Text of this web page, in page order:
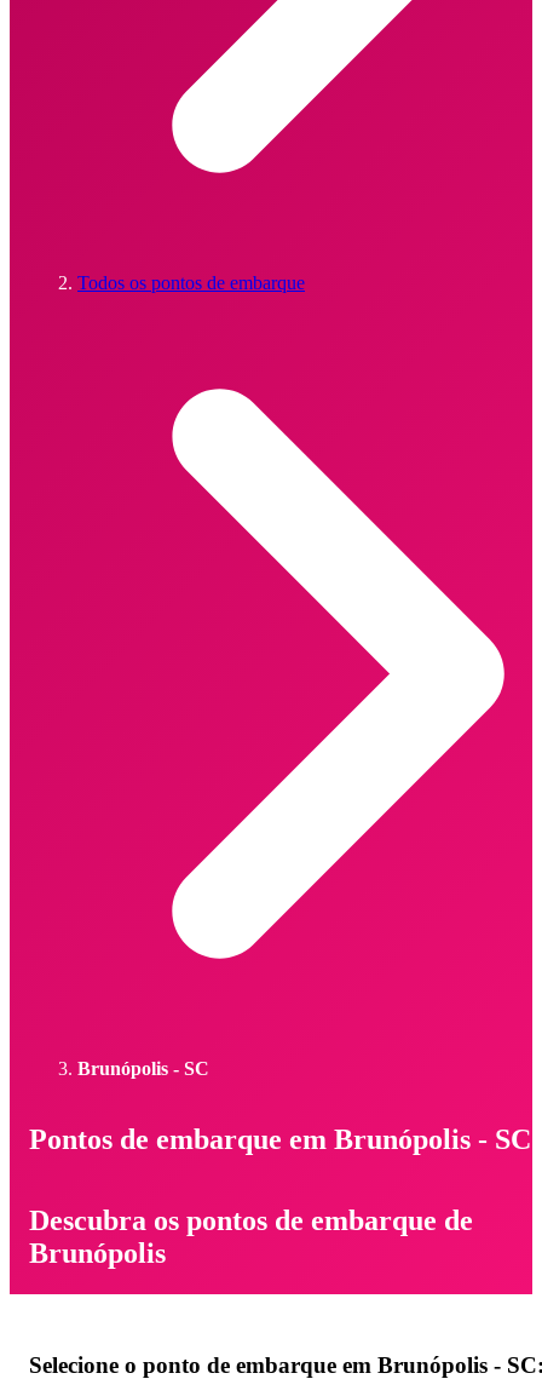
Todos os pontos de embarque
Brunópolis - SC
Pontos de embarque em Brunópolis - SC
Descubra os pontos de embarque de
Brunópolis
Selecione o ponto de embarque em Brunópolis -